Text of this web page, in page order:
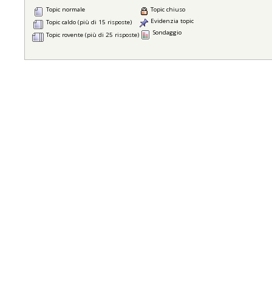
Topic normale
Topic caldo (più di 15 risposte)
Topic rovente (più di 25 risposte)
Topic chiuso
Evidenzia topic
Sondaggio